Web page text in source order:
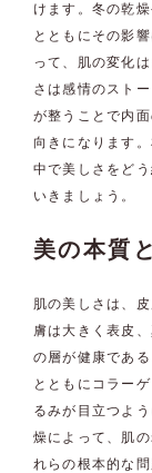
けます。冬の乾
とともにその影
って、肌の変化
さは感情のスト
が整うことで内
向きになります
中で美しさをど
いきましょう。
美の本質
肌の美しさは、
膚は大きく表皮
の層が健康であ
とともにコラー
るみが目立つよ
燥によって、肌
れらの根本的な